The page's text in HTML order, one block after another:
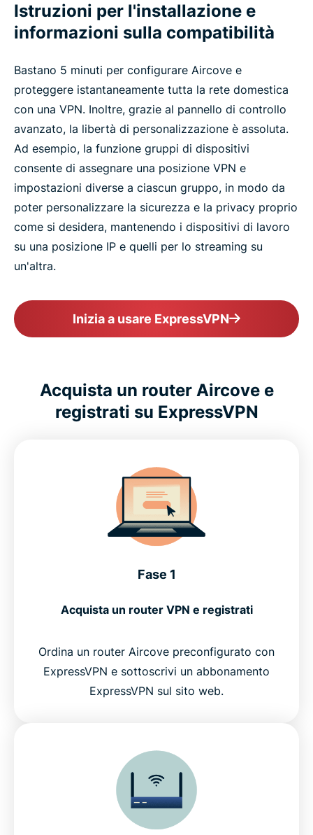
Istruzioni per l'installazione e
informazioni sulla compatibilità
Bastano 5 minuti per configurare Aircove e
proteggere istantaneamente tutta la rete domestica
con una VPN. Inoltre, grazie al pannello di controllo
avanzato, la libertà di personalizzazione è assoluta.
Ad esempio, la funzione gruppi di dispositivi
consente di assegnare una posizione VPN e
impostazioni diverse a ciascun gruppo, in modo da
poter personalizzare la sicurezza e la privacy proprio
come si desidera, mantenendo i dispositivi di lavoro
su una posizione IP e quelli per lo streaming su
un'altra.
Inizia a usare ExpressVPN
Acquista un router Aircove e
registrati su ExpressVPN
Fase 1
Acquista un router VPN e registrati
Ordina un router Aircove preconfigurato con
ExpressVPN e sottoscrivi un abbonamento
ExpressVPN sul sito web.